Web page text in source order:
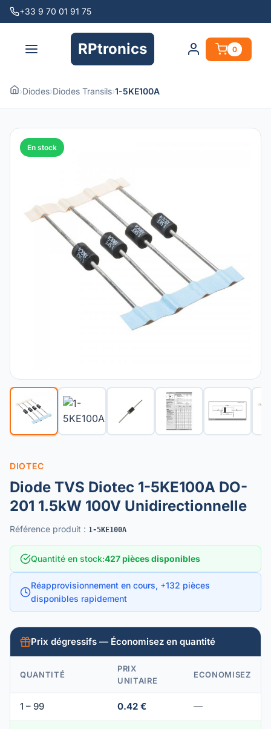
+33 9 70 01 91 75
RPtronics 0
›Diodes›Diodes Transils›1-5KE100A
En stock
DIOTEC
Diode TVS Diotec 1-5KE100A DO-
201 1.5kW 100V Unidirectionnelle
Référence produit : 1-5KE100A
Quantité en stock:427 pièces disponibles
Réapprovisionnement en cours, +132 pièces
disponibles rapidement
Prix dégressifs — Économisez en quantité
QUANTITÉ
PRIX
UNITAIRE
ECONOMISEZ
1 – 99 0.42 € —